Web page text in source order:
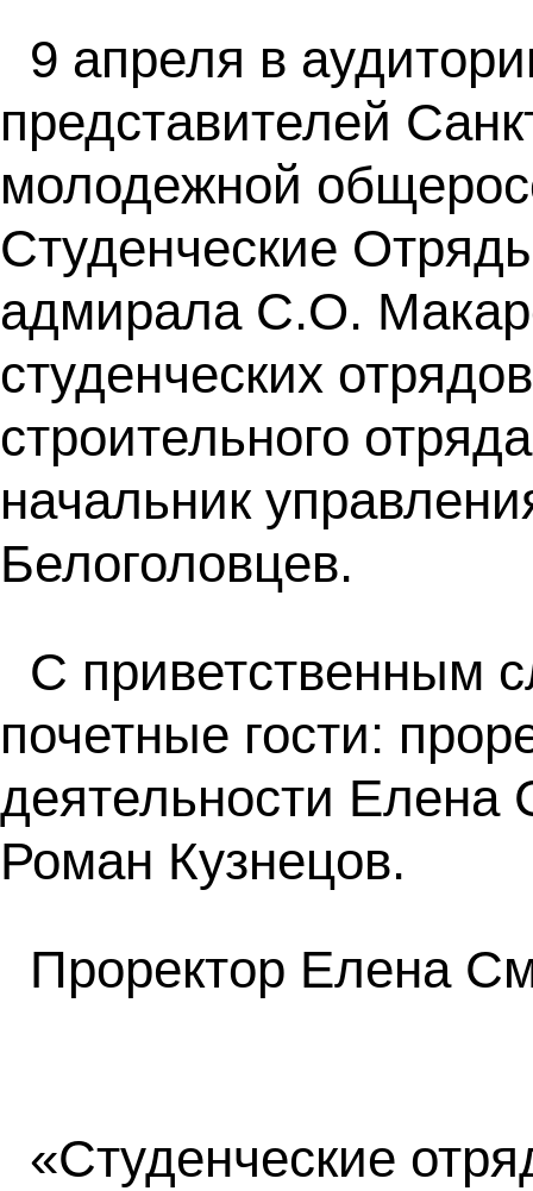
9 апреля в
представителей
молодежной
Студенческие
адмирала С.О.
студенческих
строительного
начальник
Белоголовцев.
С приветственным
почетные гости:
деятельности Елена
Роман Кузнецов.
Проректор Елена
«Студенческие